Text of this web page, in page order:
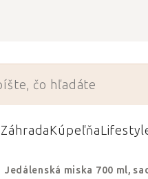
ZáhradaKúpeľňa
Jedálenská miska 700 ml,